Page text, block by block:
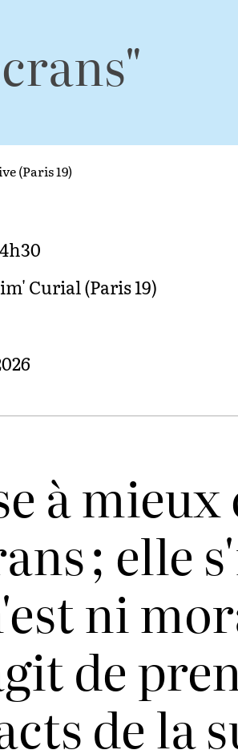
(Paris 19)
Curial (Paris 19)
à
; elle
ni
de
de la